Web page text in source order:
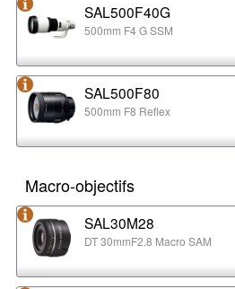
SAL500F40G
500mm F4 G SSM
SAL500F80
500mm F8 Reflex
Macro-objectifs
SAL30M28
DT 30mmF2.8 Macro SAM